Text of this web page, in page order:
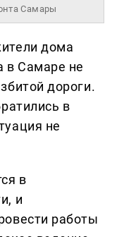
Самары
дома
в Самаре не
дороги.
в
не
в
и
работы